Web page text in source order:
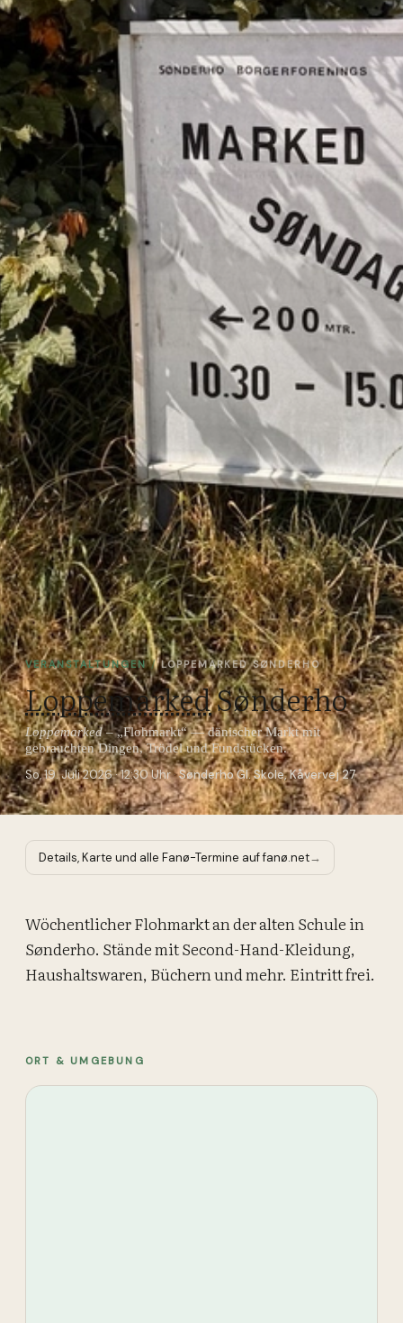
VERANSTALTUNGEN/LOPPEMARKED SØNDERHO
LoppemarkedSønderho
Loppemarked–„Flohmarkt“ — dänischer Markt mit
gebrauchten Dingen, Trödel und Fundstücken.
So, 19. Juli 2026 · 12:30 Uhr·Sønderho Gl. Skole, Kåvervej 27
Details, Karte und alle Fanø-Termine auf fanø.net→
Wöchentlicher Flohmarkt an der alten Schule in
Sønderho. Stände mit Second-Hand-Kleidung,
Haushaltswaren, Büchern und mehr. Eintritt frei.
ORT & UMGEBUNG
BILD KARTE